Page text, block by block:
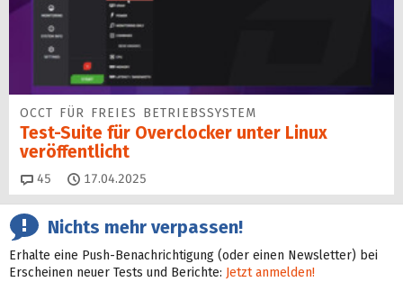
OCCT FÜR FREIES BETRIEBSSYSTEM
Test-Suite für Overclocker unter Linux
veröffentlicht
45 Kommentare
17.04.2025
Nichts mehr verpassen!
Erhalte eine Push-Benachrichtigung (oder einen Newsletter) bei
Erscheinen neuer Tests und Berichte: Jetzt anmelden!